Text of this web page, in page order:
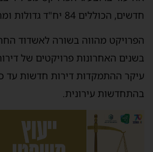
חדשים, הכוללים 84 יח"ד גדולות ומרווחות.
הפרויקט מהווה בשורה לאשדוד
בשנים האחרונות פרויקטים של
עיקר ההתמקדות דירות חדשות עד
בהתחדשות עירונית.